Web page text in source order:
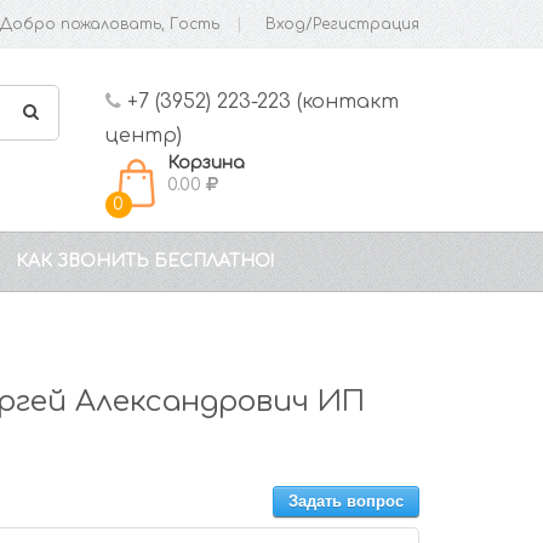
Добро пожаловать, Гость Вход/Регистрация
+7 (3952) 223-223 (контакт
центр)
0
Корзина
0.00
КАК ЗВОНИТЬ БЕСПЛАТНО!
Александрович ИП
Задать вопрос